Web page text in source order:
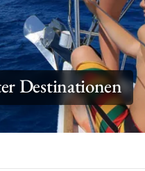
Destinationen